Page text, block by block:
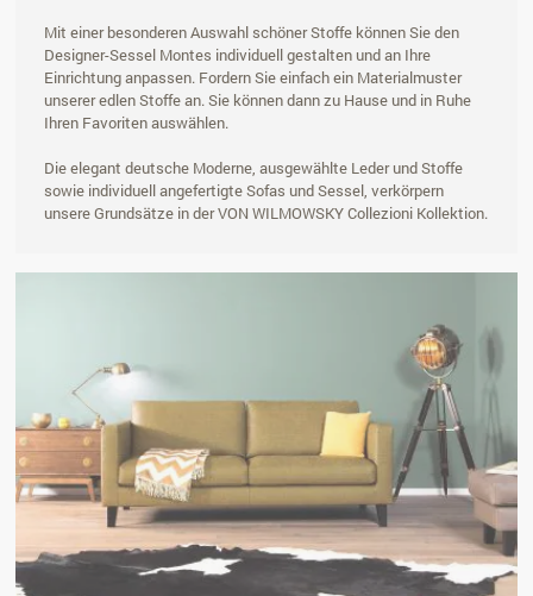
Mit einer besonderen Auswahl schöner Stoffe können Sie den
Designer-Sessel Montes individuell gestalten und an Ihre
Einrichtung anpassen. Fordern Sie einfach ein Materialmuster
unserer edlen Stoffe an. Sie können dann zu Hause und in Ruhe
Ihren Favoriten auswählen.
Die elegant deutsche Moderne, ausgewählte Leder und Stoffe
sowie individuell angefertigte Sofas und Sessel, verkörpern
unsere Grundsätze in der VON WILMOWSKY Collezioni Kollektion.